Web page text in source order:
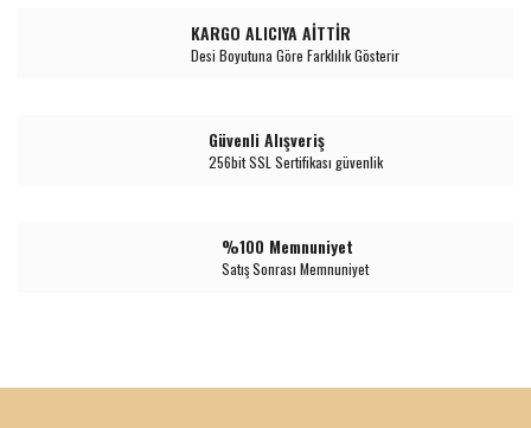
KARGO ALICIYA AİTTİR
Desi Boyutuna Göre Farklılık Gösterir
Güvenli Alışveriş
256bit SSL Sertifikası güvenlik
%100 Memnuniyet
Satış Sonrası Memnuniyet